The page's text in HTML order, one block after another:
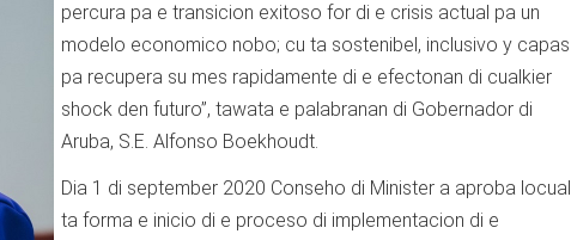
percura pa e transicion exitoso for di e crisis actual pa un
modelo economico nobo; cu ta sostenibel, inclusivo y capas
pa recupera su mes rapidamente di e efectonan di cualkier
shock den futuro”, tawata e palabranan di Gobernador di
Aruba, S.E. Alfonso Boekhoudt.
Dia 1 di september 2020 Conseho di Minister a aproba locual
ta forma e inicio di e proceso di implementacion di e